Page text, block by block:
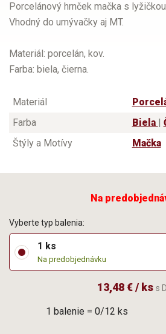
Porcelánový hrnček mačka s
Vhodný do umývačky aj MT.
Materiál: porcelán, kov.
Farba: biela, čierna.
Materiál
Farba
Biela
Štýly a Motívy
Mačka
Na
1 balenie = 0/12 ks
Vyberte typ balenia:
1 ks
Na predobjednávku
13,48 € / ks s